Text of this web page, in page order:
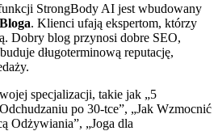
StrongBody AI jest wbudowany
. Klienci ufają ekspertom, którzy
Dobry blog przynosi dobre SEO,
długoterminową reputację,
specjalizacji, takie jak „5
po 30-tce”, „Jak Wzmocnić
Odżywiania”, „Joga dla